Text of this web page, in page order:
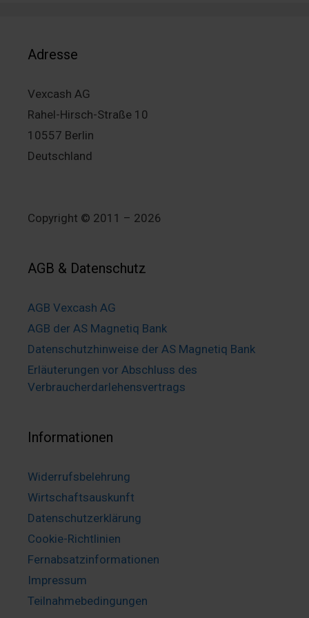
Adresse
Vexcash AG
Rahel-Hirsch-Straße 10
10557 Berlin
Deutschland
Copyright © 2011 – 2026
AGB & Datenschutz
AGB Vexcash AG
AGB der AS Magnetiq Bank
Datenschutzhinweise der AS Magnetiq Bank
Erläuterungen vor Abschluss des
Verbraucherdarlehensvertrags
Informationen
Widerrufsbelehrung
Wirtschaftsauskunft
Datenschutzerklärung
Cookie-Richtlinien
Fernabsatzinformationen
Impressum
Teilnahmebedingungen